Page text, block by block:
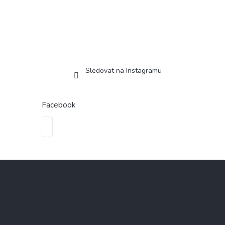
Sledovat na Instagramu
Facebook